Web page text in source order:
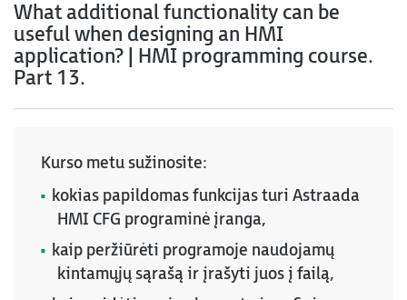
What additional functionality can be
useful when designing an HMI
application? | HMI programming course.
Part 13.
Kurso metu sužinosite:
kokias papildomas funkcijas turi Astraada
HMI CFG programinė įranga,
kaip peržiūrėti programoje naudojamų
kintamųjų sąrašą ir įrašyti juos į failą,